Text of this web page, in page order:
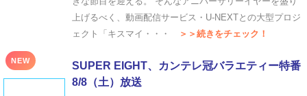
上げるべく、動画配信サービス・U-NEXTとの大型プロジ
ェクト「キスマイ・・・
＞＞続きをチェック！
NEW
SUPER EIGHT、カンテレ冠バラエティー特番
8/8（土）放送